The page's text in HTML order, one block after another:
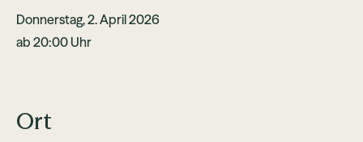
Donnerstag, 2. April 2026
ab 20:00 Uhr
Ort